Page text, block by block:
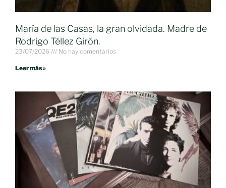
María de las Casas, la gran olvidada. Madre de
Rodrigo Téllez Girón.
23/07/2026 No hay comentarios
Leer más »